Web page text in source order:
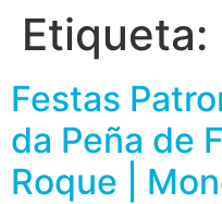
Etiqueta:
Festas
da Peña de
Roque |